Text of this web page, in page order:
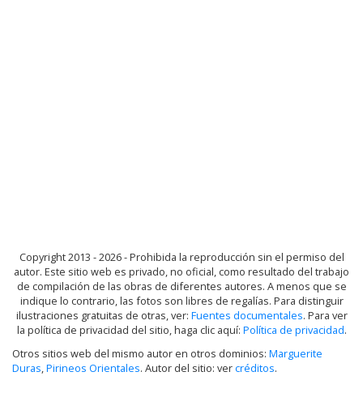
Copyright 2013 - 2026 - Prohibida la reproducción sin el permiso del
autor. Este sitio web es privado, no oficial, como resultado del trabajo
de compilación de las obras de diferentes autores. A menos que se
indique lo contrario, las fotos son libres de regalías. Para distinguir
ilustraciones gratuitas de otras, ver: Fuentes documentales. Para ver
la política de privacidad del sitio, haga clic aquí: Política de privacidad.
Otros sitios web del mismo autor en otros dominios: Marguerite
Duras,Pirineos Orientales. Autor del sitio: vercréditos.